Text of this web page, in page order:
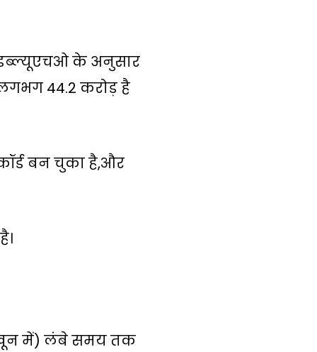
डब्ल्यूएचओ के अनुसार
44.2 करोड़ है
बन चुका है,और
ख़ून में) लंबे समय तक